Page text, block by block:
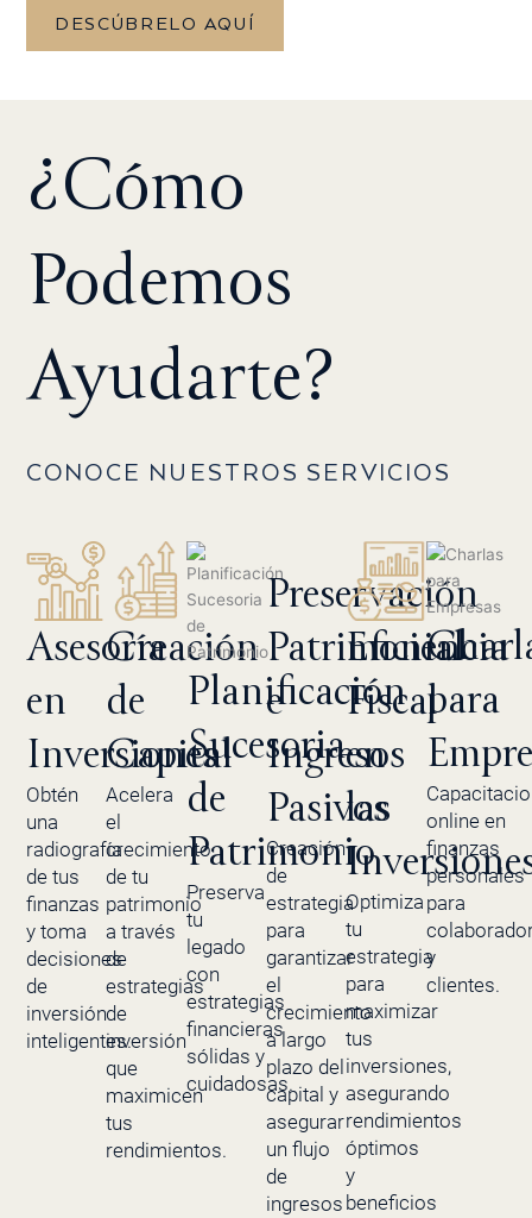
DESCÚBRELO AQUÍ
¿Cómo
Podemos
Ayudarte?
CONOCE NUESTROS SERVICIOS
Asesoría
en
Inversiones
Obtén
una
radiografía
de tus
finanzas
y toma
decisiones
de
inversión
inteligentes.
Creación
de
Capital
Acelera
el
crecimiento
de tu
patrimonio
a través
de
estrategias
de
inversión
que
maximicen
tus
rendimientos.
Planificación
Sucesoria
de
Patrimonio
Preserva
tu
legado
con
estrategias
financieras
sólidas y
cuidadosas.
Preservación
Patrimonial
e
Ingresos
Pasivos
Creación
de
estrategia
para
garantizar
el
crecimiento
a largo
plazo del
capital y
asegurar
un flujo
de
ingresos
Eficiencia
Fiscal
en
las
Optimiza
tu
estrategia
para
maximizar
tus
inversiones,
asegurando
rendimientos
óptimos
y
beneficios
para
online en
finanzas
personales
para
y
clientes.